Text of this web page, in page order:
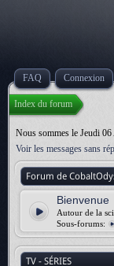
FAQ Connexion
Index du forum
Nous sommes le Jeudi
Voir les messages sans
Forum de
Bienvenue
Autour de la
Sous-forums:
TV - SÉRIES